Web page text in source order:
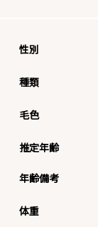
性別
種類
毛色
推定年齢
年齢備考
体重